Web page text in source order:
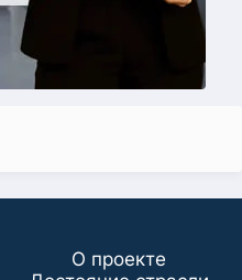
О проекте